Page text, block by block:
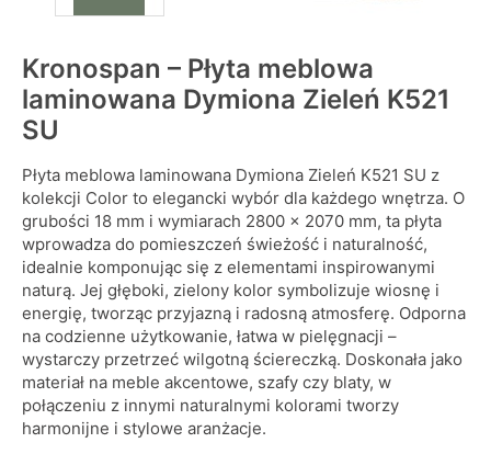
Kronospan – Płyta meblowa
laminowana Dymiona Zieleń K521
SU
Płyta meblowa laminowana Dymiona Zieleń K521 SU z
kolekcji Color to elegancki wybór dla każdego wnętrza. O
grubości 18 mm i wymiarach 2800 x 2070 mm, ta płyta
wprowadza do pomieszczeń świeżość i naturalność,
idealnie komponując się z elementami inspirowanymi
naturą. Jej głęboki, zielony kolor symbolizuje wiosnę i
energię, tworząc przyjazną i radosną atmosferę. Odporna
na codzienne użytkowanie, łatwa w pielęgnacji –
wystarczy przetrzeć wilgotną ściereczką. Doskonała jako
materiał na meble akcentowe, szafy czy blaty, w
połączeniu z innymi naturalnymi kolorami tworzy
harmonijne i stylowe aranżacje.